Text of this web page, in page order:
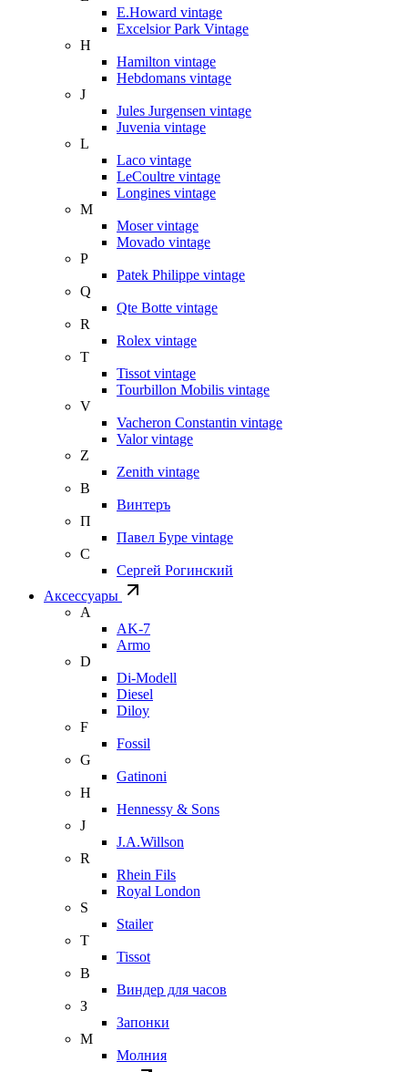
E.Howard vintage
Excelsior Park Vintage
H
Hamilton vintage
Hebdomans vintage
J
Jules Jurgensen vintage
Juvenia vintage
L
Laco vintage
LeCoultre vintage
Longines vintage
M
Moser vintage
Movado vintage
P
Patek Philippe vintage
Q
Qte Botte vintage
R
Rolex vintage
T
Tissot vintage
Tourbillon Mobilis vintage
V
Vacheron Constantin vintage
Valor vintage
Z
Zenith vintage
В
Винтеръ
П
Павел Буре vintage
С
Сергей Рогинский
Аксессуары
A
AK-7
Armo
D
Di-Modell
Diesel
Diloy
F
Fossil
G
Gatinoni
H
Hennessy & Sons
J
J.A.Willson
R
Rhein Fils
Royal London
S
Stailer
T
Tissot
В
Виндер для часов
З
Запонки
М
Молния